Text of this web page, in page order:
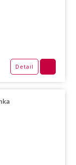
Detail